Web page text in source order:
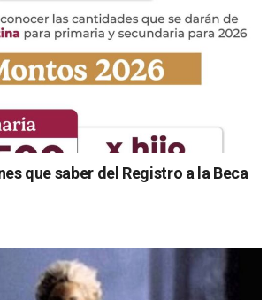
que saber del Registro a la Beca